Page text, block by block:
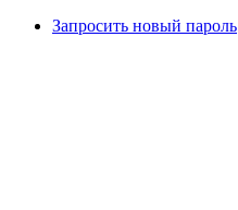
Запросить новый пароль